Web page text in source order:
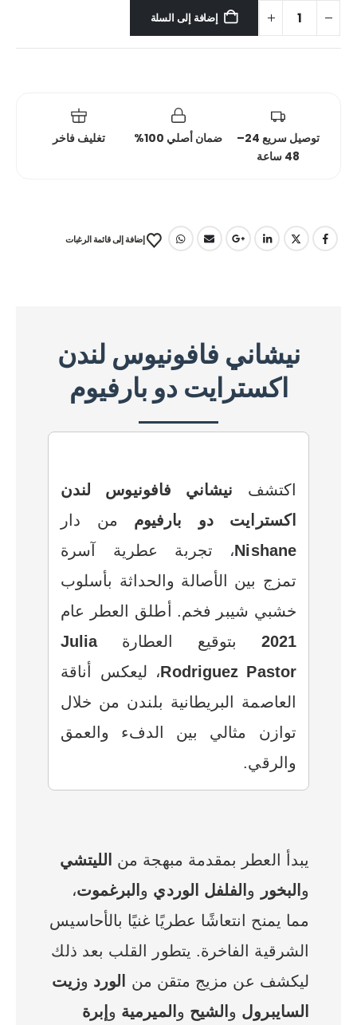
إضافة إلى السلة
توصيل سريع 24–
48 ساعة
ضمان أصلي 100% تغليف فاخر
إضافة إلى قائمة الرغبات
نيشاني فافونيوس لندن
اكسترايت دو بارفيوم
اكتشف نيشاني فافونيوس لندن
اكسترايت دو بارفيوم من دار
Nishane، تجربة عطرية آسرة
تمزج بين الأصالة والحداثة بأسلوب
خشبي شيبر فخم. أطلق العطر عام
2021 بتوقيع العطارةJulia
Rodriguez Pastor، ليعكس أناقة
العاصمة البريطانية بلندن من خلال
توازن مثالي بين الدفء والعمق
والرقي.
يبدأ العطر بمقدمة مبهجة من
الليتشي
و البخور و الفلفل الوردي و البرغموت،
مما يمنح انتعاشًا عطريًا غنيًا بالأحاسيس
الشرقية الفاخرة. يتطور القلب بعد ذلك
ليكشف عن مزيج متقن من
الورد وزيت
السايبرول و الشيح و الميرمية و إبرة